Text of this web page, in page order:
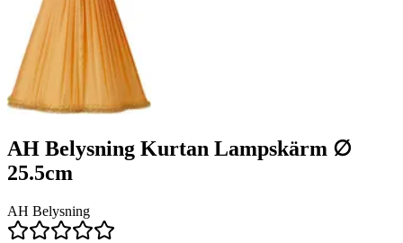
AH Belysning Kurtan Lampskärm ∅
25.5cm
AH Belysning